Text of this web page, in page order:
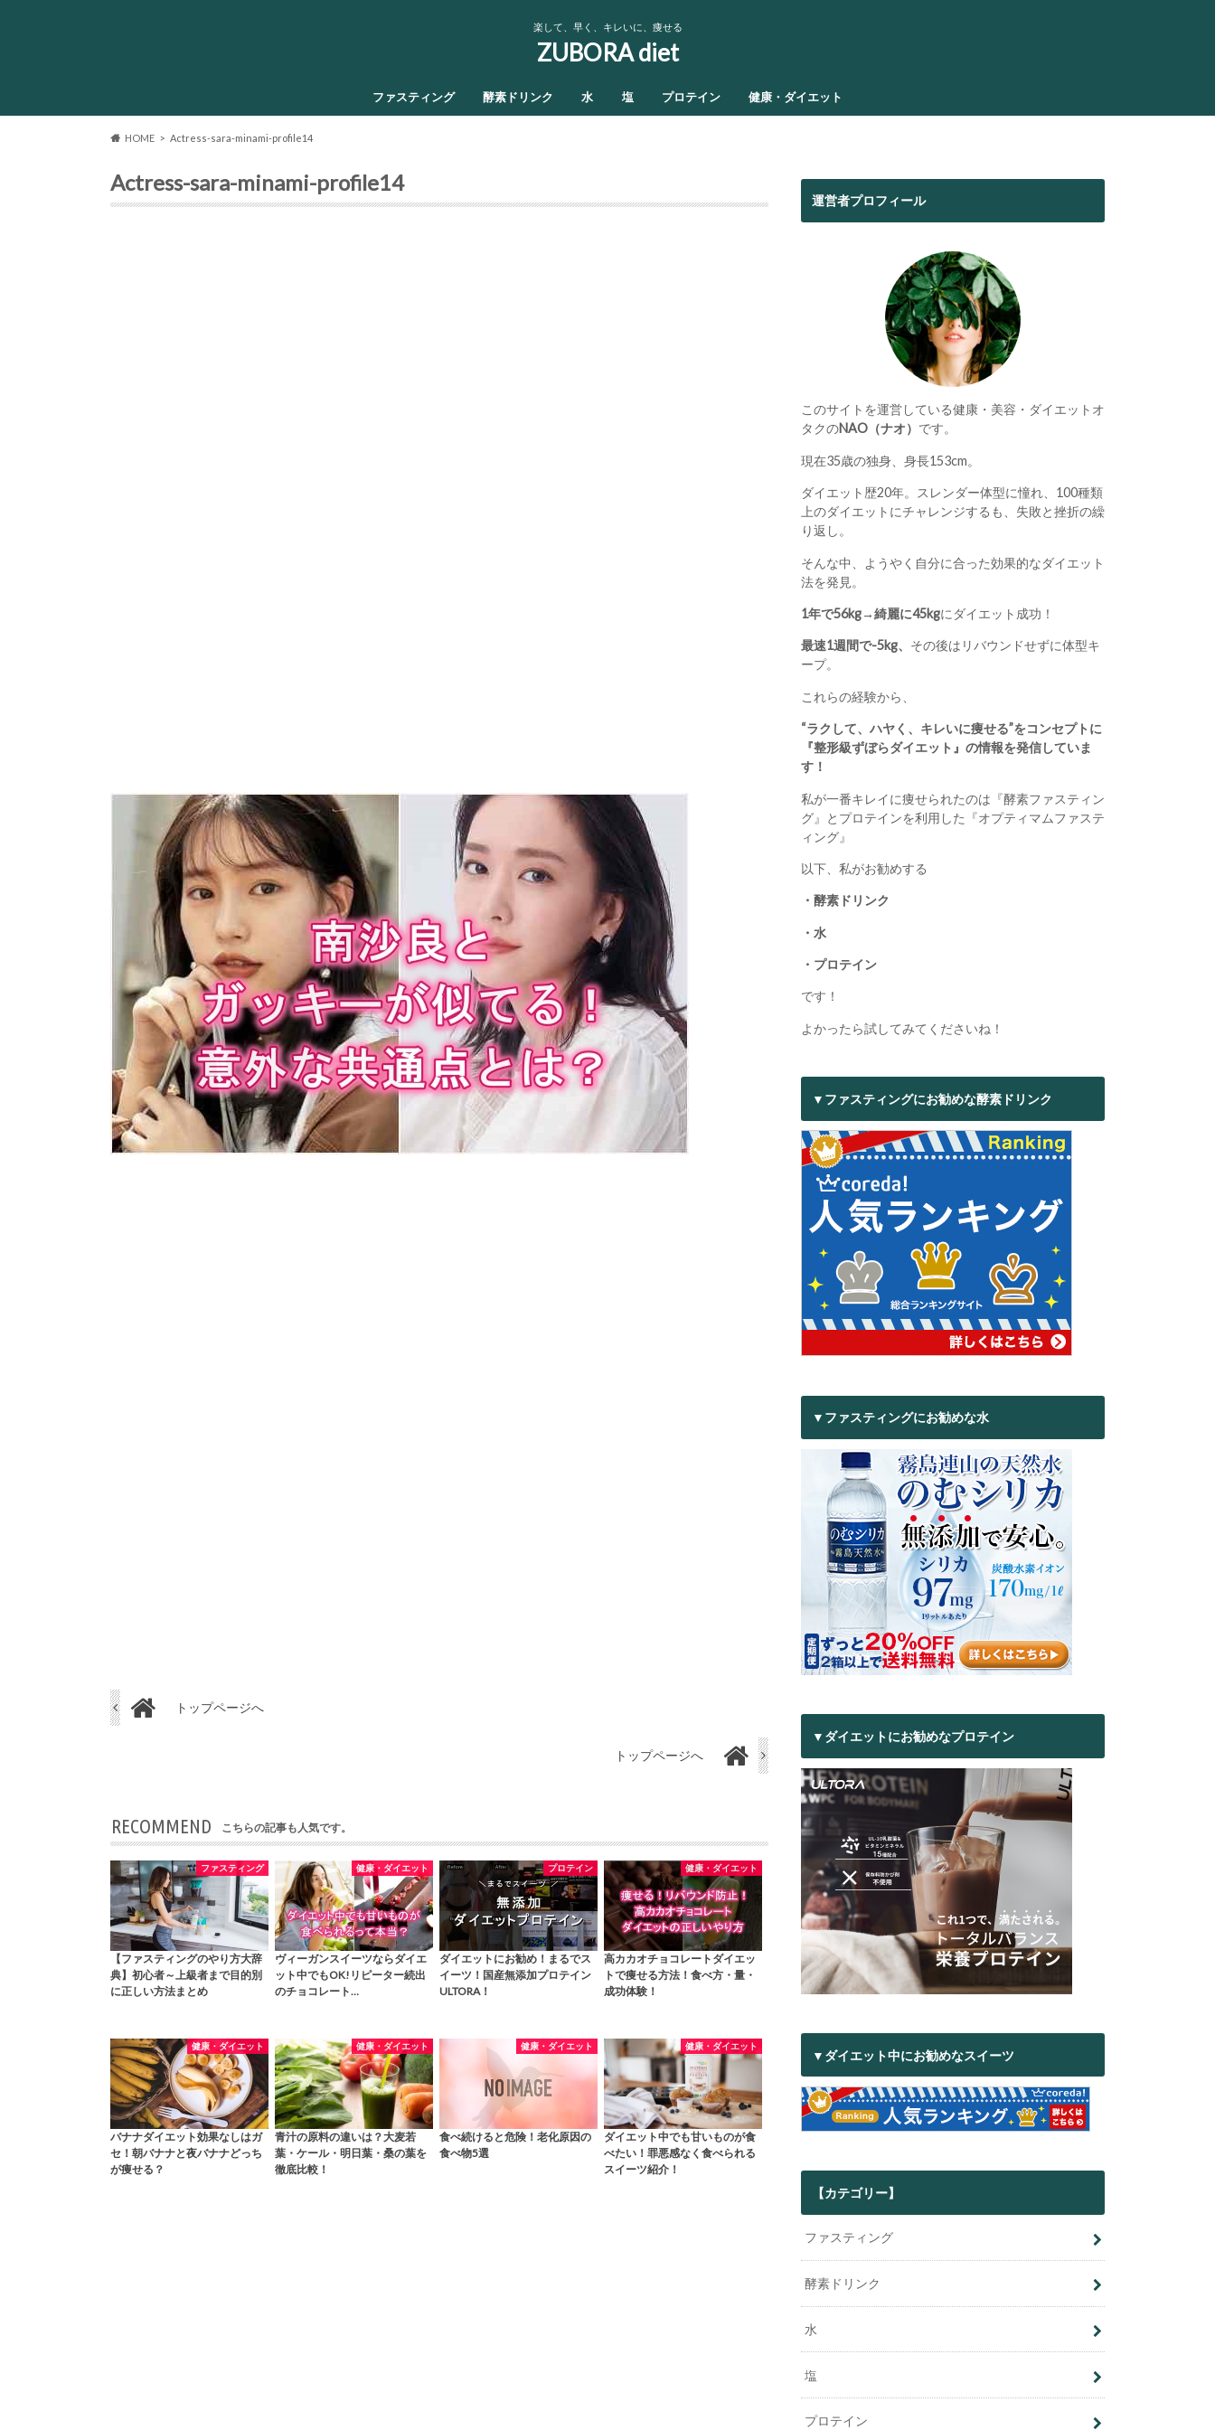
楽して、早く、キレいに、痩せる
ZUBORA diet
ファスティング 酵素ドリンク 水 塩 プロテイン 健康・ダイエット
HOME Actress-sara-minami-profile14
Actress-sara-minami-profile14
トップページへ
トップページへ
RECOMMEND こちらの記事も人気です。
ファスティング
【ファスティングのやり方大辞
典】初心者～上級者まで目的別
に正しい方法まとめ
健康・ダイエット
ヴィーガンスイーツならダイエ
ット中でもOK!リピーター続出
のチョコレート…
プロテイン
ダイエットにお勧め！まるでス
イーツ！国産無添加プロテイン
ULTORA！
健康・ダイエット
高カカオチョコレートダイエッ
トで痩せる方法！食べ方・量・
成功体験！
健康・ダイエット
バナナダイエット効果なしはガ
セ！朝バナナと夜バナナどっち
が痩せる？
健康・ダイエット
青汁の原料の違いは？大麦若
葉・ケール・明日葉・桑の葉を
徹底比較！
健康・ダイエット
食べ続けると危険！老化原因の
食べ物5選
健康・ダイエット
ダイエット中でも甘いものが食
べたい！罪悪感なく食べられる
スイーツ紹介！
運営者プロフィール
このサイトを運営している健康・美容・ダイエットオ
タクのNAO（ナオ） です。
現在35歳の独身、身長153cm。
ダイエット歴20年。スレンダー体型に憧れ、100種類
上のダイエットにチャレンジするも、失敗と挫折の繰
り返し。
そんな中、ようやく自分に合った効果的なダイエット
法を発見。
1年で56kg→綺麗に45kgにダイエット成功！
最速1週間で-5kg、 その後はリバウンドせずに体型キ
ープ。
これらの経験から、
“ラクして、ハヤく、キレいに痩せる”をコンセプトに
『整形級ずぼらダイエット』の情報を発信していま
す！
私が一番キレイに痩せられたのは『酵素ファスティン
グ』とプロテインを利用した『オプティマムファステ
ィング』
以下、私がお勧めする
・酵素ドリンク
・水
・プロテイン
です！
よかったら試してみてくださいね！
▼ファスティングにお勧めな酵素ドリンク
▼ファスティングにお勧めな水
▼ダイエットにお勧めなプロテイン
▼ダイエット中にお勧めなスイーツ
【カテゴリー】
ファスティング
酵素ドリンク
水
塩
プロテイン